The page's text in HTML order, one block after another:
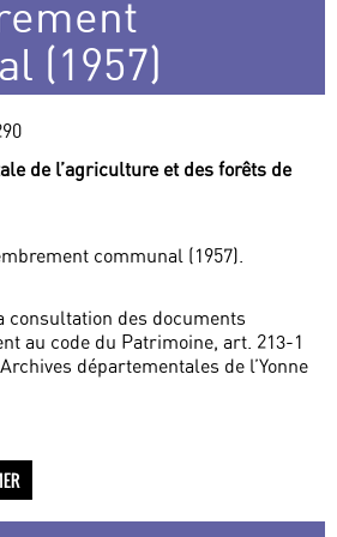
(1957)
de l’agriculture et des forêts de
communal (1957).
consultation des documents
au code du Patrimoine, art. 213-1
départementales de l’Yonne